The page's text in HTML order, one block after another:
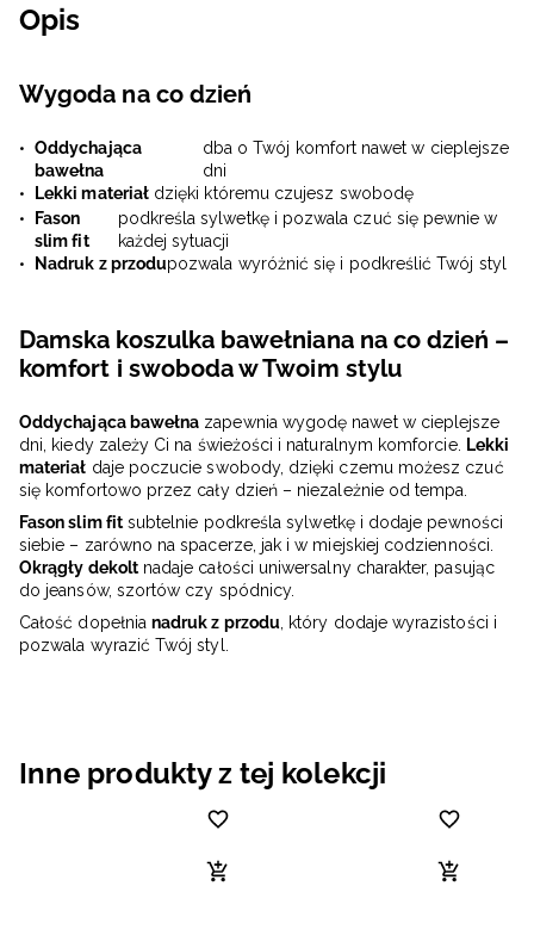
Opis
Wygoda na co dzień
Oddychająca
bawełna
dba o Twój komfort nawet w cieplejsze
dni
Lekki materiałdzięki któremu czujesz swobodę
Fason
slim fit
podkreśla sylwetkę i pozwala czuć się pewnie w
każdej sytuacji
Nadruk z przodupozwala wyróżnić się i podkreślić Twój styl
Damska koszulka bawełniana na co dzień –
komfort i swoboda w Twoim stylu
Oddychająca bawełna zapewnia wygodę nawet w cieplejsze
dni, kiedy zależy Ci na świeżości i naturalnym komforcie. Lekki
materiał daje poczucie swobody, dzięki czemu możesz czuć
się komfortowo przez cały dzień – niezależnie od tempa.
Fason slim fitsubtelnie podkreśla sylwetkę i dodaje pewności
siebie – zarówno na spacerze, jak i w miejskiej codzienności.
Okrągły dekoltnadaje całości uniwersalny charakter, pasując
do jeansów, szortów czy spódnicy.
Całość dopełnianadruk z przodu, który dodaje wyrazistości i
pozwala wyrazić Twój styl.
Inne produkty z tej kolekcji